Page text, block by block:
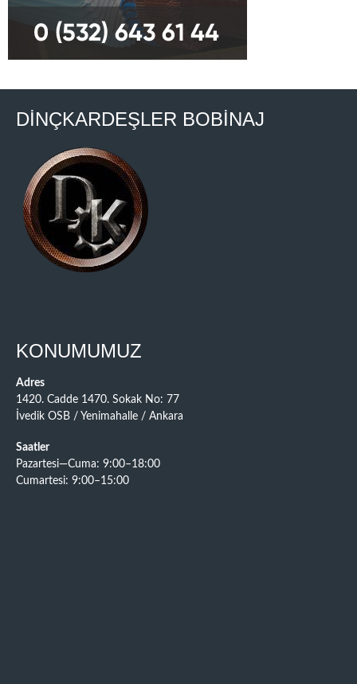
DİNÇKARDEŞLER BOBİNAJ
KONUMUMUZ
Adres
1420. Cadde 1470. Sokak No: 77
İvedik OSB / Yenimahalle / Ankara
Saatler
Pazartesi—Cuma: 9:00–18:00
Cumartesi: 9:00–15:00